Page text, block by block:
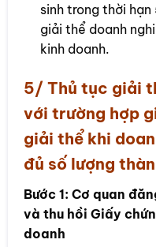
sinh trong thời
giải thể doanh
kinh doanh.
5/ Thủ tục giải
với trường hợp
giải thể khi
đủ số lượng
Bước 1: Cơ quan
và thu hồi Giấy
doanh